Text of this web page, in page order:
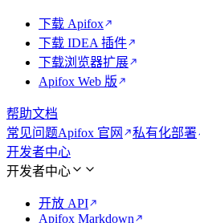
下载 Apifox
下载 IDEA 插件
下载浏览器扩展
Apifox Web 版
帮助文档
常见问题Apifox 官网
私有化部署
开发者中心
开发者中心
开放 API
Apifox Markdown